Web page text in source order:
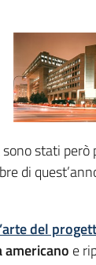
stati però
di
del
americano e